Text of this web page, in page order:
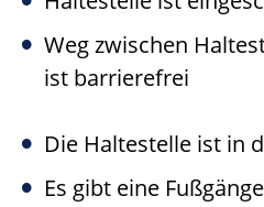
Weg zwischen
ist barrierefrei
Die Haltestelle ist in
Es gibt eine